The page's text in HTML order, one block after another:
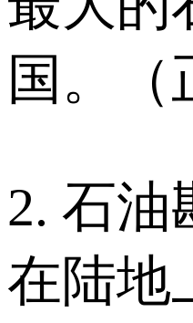
国。（
2. 石油
在陆地